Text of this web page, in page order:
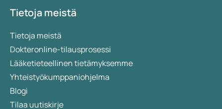
Tietoja meistä
Tietoja meistä
Dokteronline-tilausprosessi
Lääketieteellinen tietämyksemme
Yhteistyökumppaniohjelma
Blogi
Tilaa uutiskirje